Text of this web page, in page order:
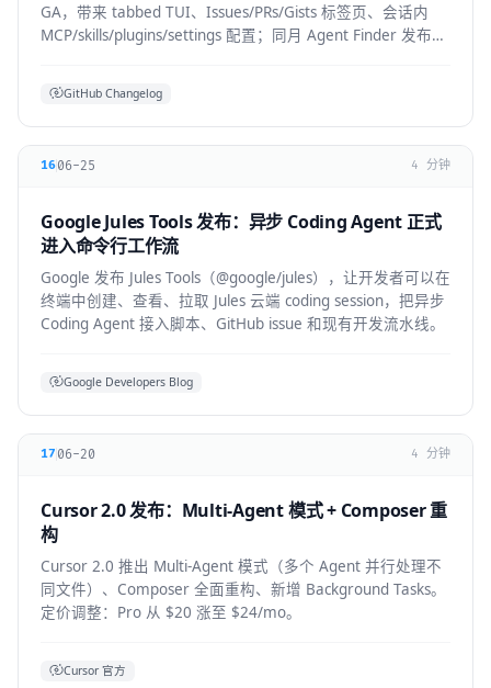
GA，带来 tabbed TUI、Issues/PRs/Gists 标签页、会话内
MCP/skills/plugins/settings 配置；同月 Agent Finder 发布，
GitHub Changelog
1606-25 4 分钟
Google Jules Tools 发布：异步 Coding Agent 正式
进入命令行工作流
Google 发布 Jules Tools（@google/jules），让开发者可以在
终端中创建、查看、拉取 Jules 云端 coding session，把异步
Coding Agent 接入脚本、GitHub issue 和现有开发流水线。
Google Developers Blog
17 06-20 4 分钟
Cursor 2.0 发布：Multi-Agent 模式 + Composer 重
构
Cursor 2.0 推出 Multi-Agent 模式（多个 Agent 并行处理不
同文件）、Composer 全面重构、新增 Background Tasks。
定价调整：Pro 从 $20 涨至 $24/mo。
Cursor 官方